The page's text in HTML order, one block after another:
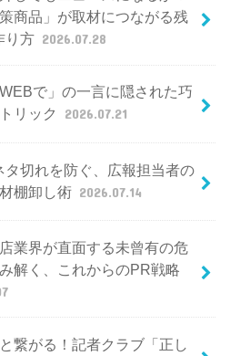
策商品」が取材につながる残
り方 2026.07.28
WEBで」の一言に隠された巧
リック
2026.07.21
タ切れを防ぐ、広報担当者の
棚卸し術 2026.07.14
業界が直面する未曾有の危
解く、これからのPR戦略
繋がる！記者クラブ「正し